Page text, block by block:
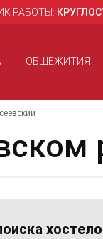
РАБОТЫ:
ОБЩЕЖИТИЯ